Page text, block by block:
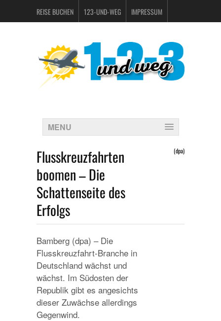
REISE BUCHEN 123-UND-WEG IMPRESSUM
MENU
Flusskreuzfahrten
boomen – Die
Schattenseite des
Erfolgs
(dpa)
Bamberg (dpa) – Die
Flusskreuzfahrt-Branche in
Deutschland wächst und
wächst. Im Südosten der
Republik gibt es angesichts
dieser Zuwächse allerdings
Gegenwind.